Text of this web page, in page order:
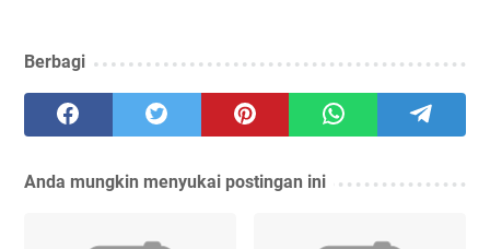
Berbagi
Anda mungkin menyukai postingan ini